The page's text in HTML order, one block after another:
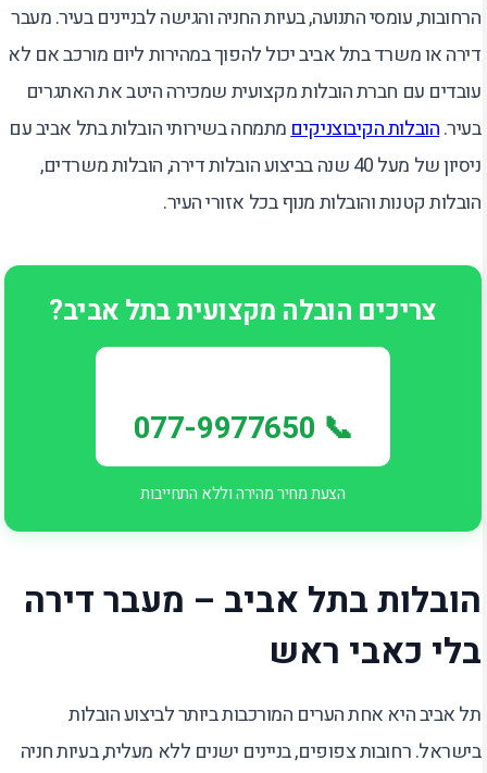
הרחובות, עומסי התנועה, בעיות החניה והגישה לבניינים בעיר. מעבר
דירה או משרד בתל אביב יכול להפוך במהירות ליום מורכב אם לא
עובדים עם חברת הובלות מקצועית שמכירה היטב את האתגרים
בעיר.הובלות הקיבוצניקיםמתמחה בשירותי הובלות בתל אביב עם
ניסיון של מעל 40 שנה בביצוע הובלות דירה, הובלות משרדים,
הובלות קטנות והובלות מנוף בכל אזורי העיר.
צריכים הובלה מקצועית בתל אביב?
📞 077-9977650
הצעת מחיר מהירה וללא התחייבות
הובלות בתל אביב – מעבר דירה
בלי כאבי ראש
תל אביב היא אחת הערים המורכבות ביותר לביצוע הובלות
בישראל. רחובות צפופים, בניינים ישנים ללא מעלית, בעיות חניה